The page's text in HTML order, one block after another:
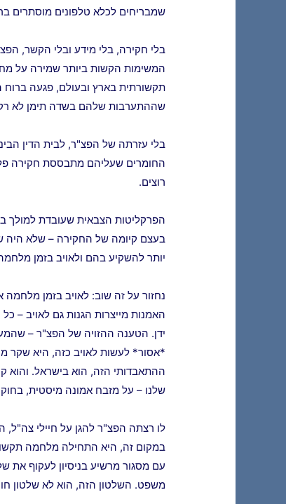
שמבריחים לכלא טלפונים מוסתרים
בלי חקירה, בלי מידע ובלי הקשר,
המשימות הקשות ביותר שמירה על
תקשורתית בארץ ובעולם, פגעה ברוח
שההתערבות שלהם בשדה תימן לא
בלי עזרתה של הפצ"ר, לבית הדין
החומרים שעליהם מתבססת חקירה
רוצים.
הפרקליטות הצבאית שעובדת למולך
בעצם קיומה של החקירה – שלא היה
יותר להשקיע בהם ולאויב בזמן
נחזור על זה שוב: לאויב בזמן מלחמה
האמנות מייצרות הגנות גם לאויב –
ידן. הטענה ההזויה של הפצ"ר –
*אסור* לעשות לאויב כזה, היא שקר
ההתאבדותי הזה, הוא בישראל. והוא
שלנו – על מזבח אמונה מיסטית,
במקום זה, היא התחילה מלחמה
עם מסגור מרשיע בניסיון לעקוף את
משפט. השלטון הזה, הוא לא שלטון